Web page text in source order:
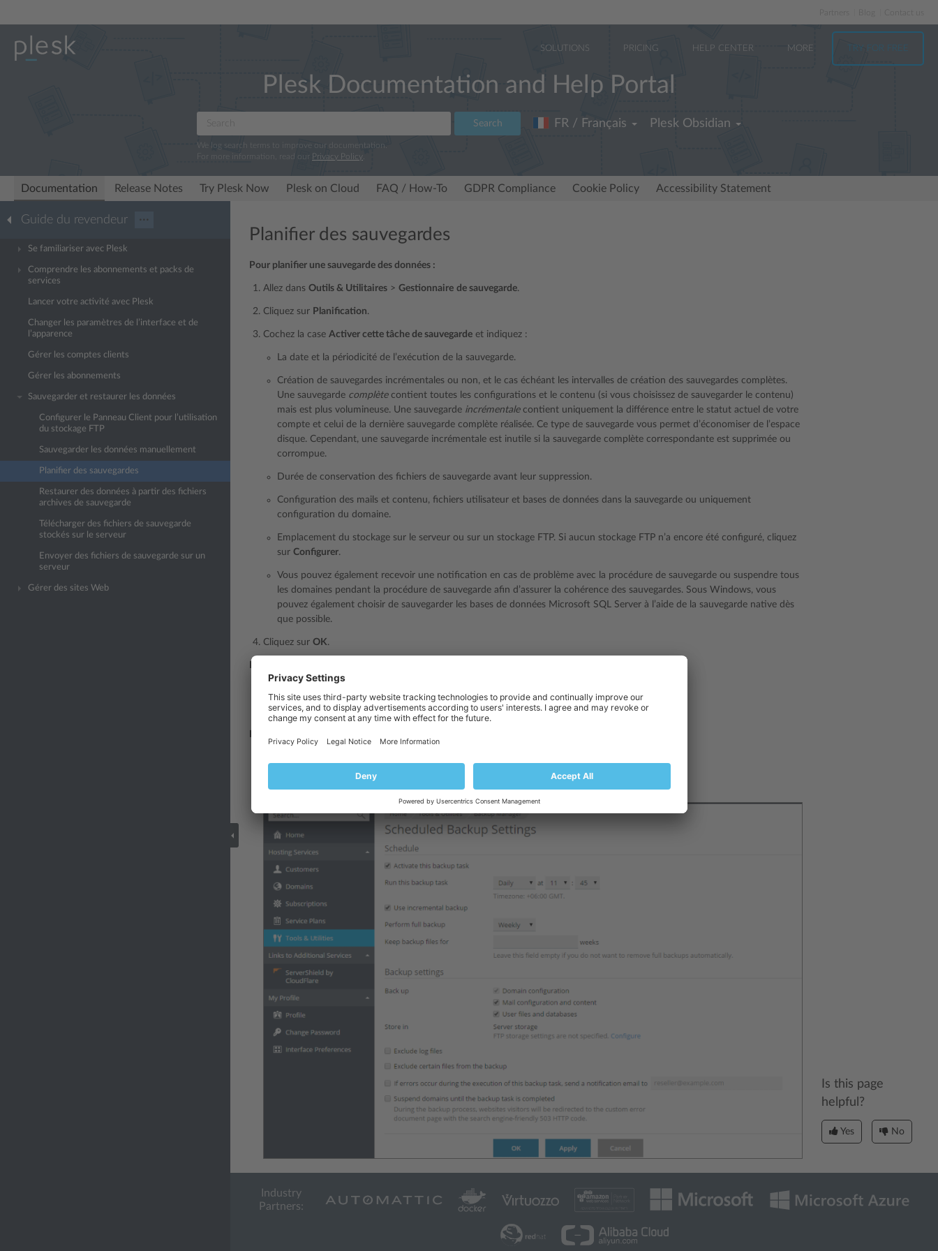
Partners
SOLUTIONS PRICING HELP CENTER MORE TRY FOR FREE
Plesk Documentation and Help Portal
Search
We log search terms to improve our documentation.
For more information, read our Privacy Policy
FR / Français Plesk Obsidian
Documentation Release Notes Try Plesk Now Plesk on Cloud FAQ / How-To GDPR Compliance Cookie Policy Accessibility Statement
Guide du revendeur ···
Se familiariser avec Plesk
Comprendre les abonnements et packs de
services
Lancer votre activité avec Plesk
Changer les paramètres de l’interface et de
l’apparence
Gérer les comptes clients
Gérer les abonnements
Sauvegarder et restaurer les données
Configurer le Panneau Client pour l’utilisation
du stockage FTP
Sauvegarder les données manuellement
Planifier des sauvegardes
Restaurer des données à partir des fichiers
archives de sauvegarde
Télécharger des fichiers de sauvegarde
stockés sur le serveur
Envoyer des fichiers de sauvegarde sur un
serveur
Gérer des sites Web
Planifier des sauvegardes
Pour planifier une sauvegarde des données :
Allez dans Outils & Utilitaires > Gestionnaire de sauvegarde.
Cliquez sur Planification.
Cochez la case Activer cette tâche de sauvegarde et indiquez :
La date et la périodicité de l’exécution de la sauvegarde.
Création de sauvegardes incrémentales ou non, et le cas échéant les intervalles de création des sauvegardes complètes.
Une sauvegarde complètecontient toutes les configurations et le contenu (si vous choisissez de sauvegarder le contenu)
mais est plus volumineuse. Une sauvegarde incrémentalecontient uniquement la différence entre le statut actuel de votre
compte et celui de la dernière sauvegarde complète réalisée. Ce type de sauvegarde vous permet d’économiser de l’espace
disque. Cependant, une sauvegarde incrémentale est inutile si la sauvegarde complète correspondante est supprimée ou
corrompue.
Durée de conservation des fichiers de sauvegarde avant leur suppression.
Configuration des mails et contenu, fichiers utilisateur et bases de données dans la sauvegarde ou uniquement
configuration du domaine.
Emplacement du stockage sur le serveur ou sur un stockage FTP. Si aucun stockage FTP n’a encore été configuré, cliquez
sur Configurer.
Vous pouvez également recevoir une notification en cas de problème avec la procédure de sauvegarde ou suspendre tous
les domaines pendant la procédure de sauvegarde afin d’assurer la cohérence des sauvegardes. Sous Windows, vous
pouvez également choisir de sauvegarder les bases de données Microsoft SQL Server à l’aide de la sauvegarde native dès
que possible.
Cliquez sur OK.
Cliquez sur Planificationet procédez aux changements souhaités.
Planificationet décochez la case Activer cette tâche de sauvegarde
Is this page
helpful?
Yes No
Industry
Partners: